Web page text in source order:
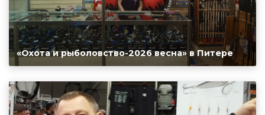
«Охота и рыболовство-2026 весна» в Питере